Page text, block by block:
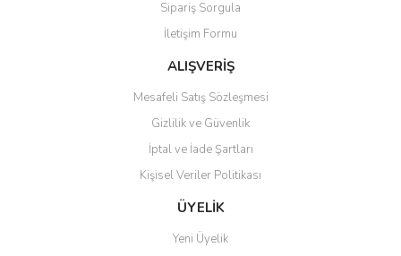
Ürün bilgilerinde hatalar bulunuyor.
Ürün fiyatı diğer sitelerden daha pahalı.
Bu ürüne benzer farklı alternatifler olmalı.
Gönder
Sipariş Sorgula
İletişim Formu
ALIŞVERİŞ
Mesafeli Satış Sözleşmesi
Gizlilik ve Güvenlik
İptal ve İade Şartları
Kişisel Veriler Politikası
ÜYELİK
Yeni Üyelik